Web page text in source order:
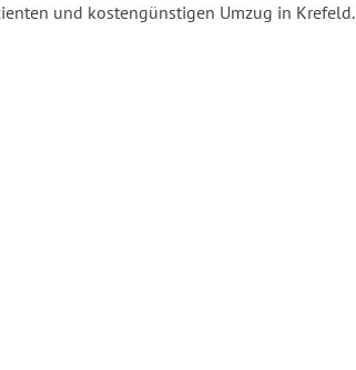
und kostengünstigen Umzug in Krefeld.